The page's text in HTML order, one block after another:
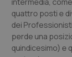
quattro posti e
dei Professionisti
perde una
quindicesimo) e